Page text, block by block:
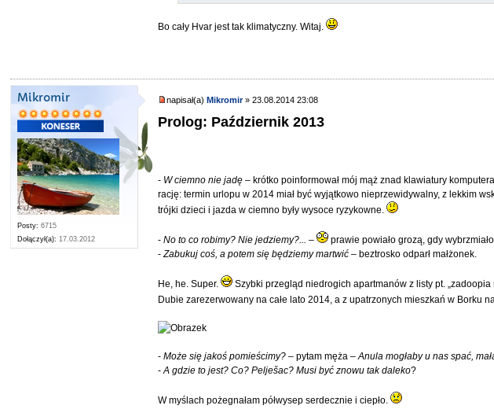
Bo cały Hvar jest tak klimatyczny. Witaj.
Mikromir
Posty: 6715
Dołączył(a): 17.03.2012
napisał(a) Mikromir» 23.08.2014 23:08
Prolog: Październik 2013
- W ciemno nie jadę – krótko poinformował mój mąż znad klawiatury
rację: termin urlopu w 2014 miał być wyjątkowo nieprzewidywalny, z lekkim
trójki dzieci i jazda w ciemno były wysoce ryzykowne.
-No to co robimy? Nie jedziemy?... –
prawie powiało grozą, gdy
-Zabukuj coś, a potem się będziemy martwić – beztrosko odparł małżonek.
He, he. Super.
Szybki przegląd niedrogich apartmanów z listy pt.
Dubie zarezerwowany na całe lato 2014, a z upatrzonych mieszkań w Borku
-Może się jakoś pomieścimy?– pytam męża –Anula mogłaby u nas spać,
-A gdzie to jest? Co? Pelješac? Musi być znowu tak daleko?
W myślach pożegnałam półwysep serdecznie i ciepło.